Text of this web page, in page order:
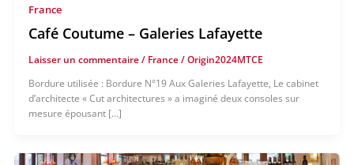
France
Café Coutume – Galeries Lafayette
Laisser un commentaire/ France/Origin2024MTCE
Bordure utilisée : Bordure N°19 Aux Galeries Lafayette, Le cabinet
d’architecte « Cut architectures » a imaginé deux consoles sur
mesure épousant […]